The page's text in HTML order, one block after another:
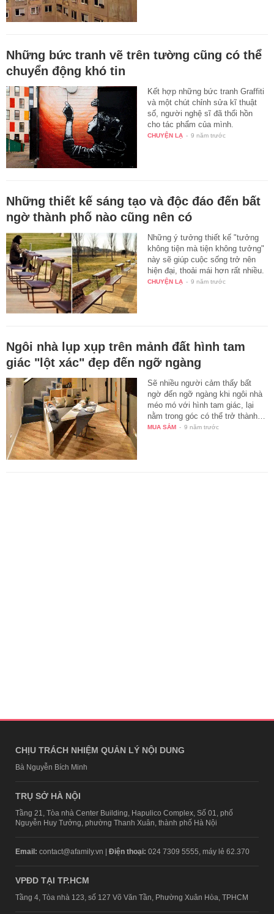
Những bức tranh vẽ trên tường cũng có thể
chuyển động khó tin
Kết hợp những bức tranh Graffiti
và một chút chỉnh sửa kĩ thuật
số, người nghệ sĩ đã thổi hồn
cho tác phẩm của mình.
CHUYỆN LẠ - 9 năm trước
Những thiết kế sáng tạo và độc đáo đến bất
ngờ thành phố nào cũng nên có
Những ý tưởng thiết kế "tưởng
không tiện mà tiện không tưởng"
này sẽ giúp cuộc sống trở nên
hiện đại, thoải mái hơn rất nhiều.
CHUYỆN LẠ - 9 năm trước
Ngôi nhà lụp xụp trên mảnh đất hình tam
giác "lột xác" đẹp đến ngỡ ngàng
Sẽ nhiều người cảm thấy bất
ngờ đến ngỡ ngàng khi ngôi nhà
méo mó với hình tam giác, lại
nằm trong góc có thể trở thành…
MUA SẮM - 9 năm trước
CHỊU TRÁCH NHIỆM QUẢN LÝ NỘI DUNG
Bà Nguyễn Bích Minh
TRỤ SỞ HÀ NỘI
Tầng 21, Tòa nhà Center Building, Hapulico Complex, Số 01, phố
Nguyễn Huy Tưởng, phường Thanh Xuân, thành phố Hà Nội
Email: contact@afamily.vn | Điện thoại: 024 7309 5555, máy lẻ 62.370
VPĐD TẠI TP.HCM
Tầng 4, Tòa nhà 123, số 127 Võ Văn Tần, Phường Xuân Hòa, TPHCM